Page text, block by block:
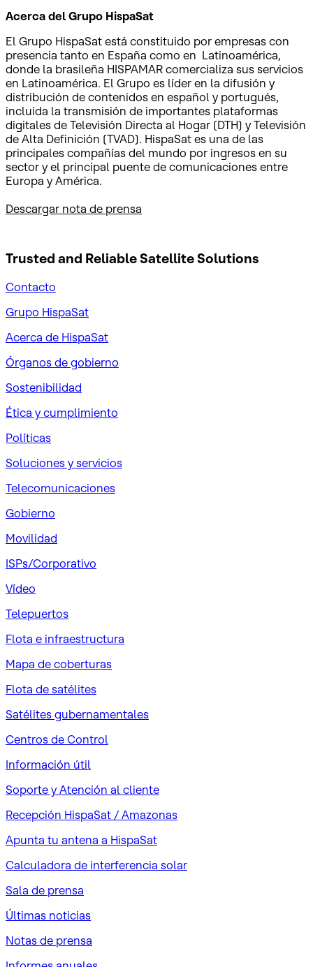
Acerca del Grupo HispaSat
El Grupo HispaSat está constituido por empresas con
presencia tanto en España como en Latinoamérica,
donde la brasileña HISPAMAR comercializa sus servicios
en Latinoamérica. El Grupo es líder en la difusión y
distribución de contenidos en español y portugués,
incluida la transmisión de importantes plataformas
digitales de Televisión Directa al Hogar (DTH) y Televisión
de Alta Definición (TVAD). HispaSat es una de las
principales compañías del mundo por ingresos en su
sector y el principal puente de comunicaciones entre
Europa y América.
Descargar nota de prensa
Trusted and ReliableSatellite Solutions
Contacto
Grupo HispaSat
Acerca de HispaSat
Órganos de gobierno
Sostenibilidad
Ética y cumplimiento
Políticas
Soluciones y servicios
Telecomunicaciones
Gobierno
Movilidad
ISPs/Corporativo
Vídeo
Telepuertos
Flota e infraestructura
Mapa de coberturas
Flota de satélites
Satélites gubernamentales
Centros de Control
Información útil
Soporte y Atención al cliente
Recepción HispaSat / Amazonas
Apunta tu antena a HispaSat
Calculadora de interferencia solar
Sala de prensa
Últimas noticias
Notas de prensa